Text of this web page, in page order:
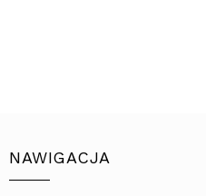
NAWIGACJA